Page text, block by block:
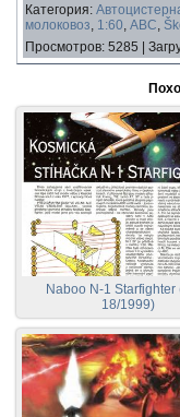
Категория:
молоковоз, 1:60, ABC,
Просмотров: 5285
Naboo N-1 Starfighter
18/1999)